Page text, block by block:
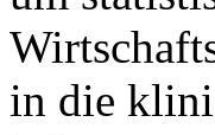
in die